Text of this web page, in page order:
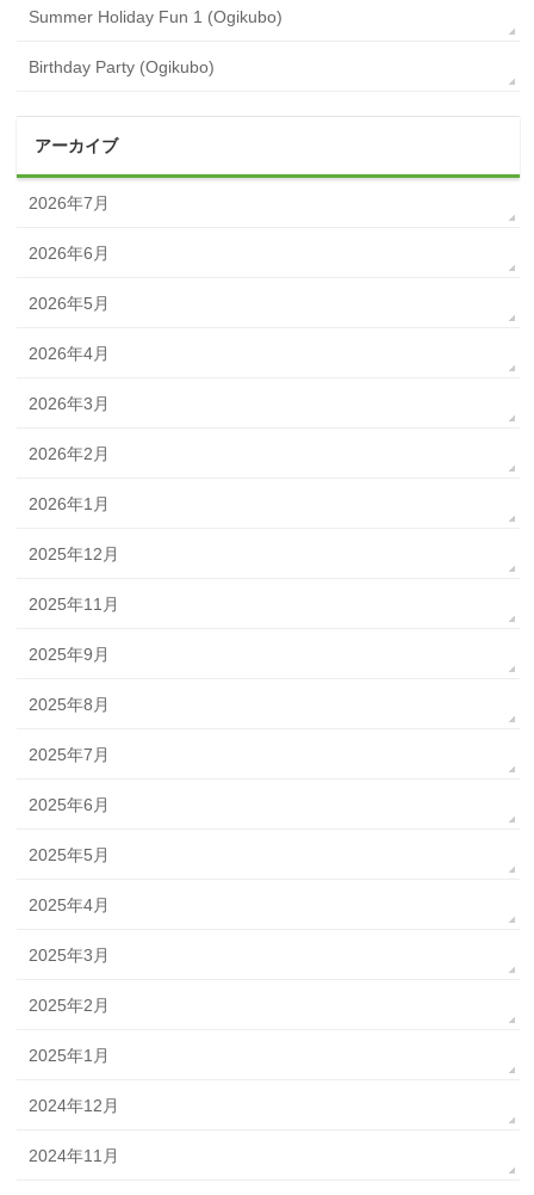
Summer Holiday Fun 1 (Ogikubo)
Birthday Party (Ogikubo)
アーカイブ
2026年7月
2026年6月
2026年5月
2026年4月
2026年3月
2026年2月
2026年1月
2025年12月
2025年11月
2025年9月
2025年8月
2025年7月
2025年6月
2025年5月
2025年4月
2025年3月
2025年2月
2025年1月
2024年12月
2024年11月